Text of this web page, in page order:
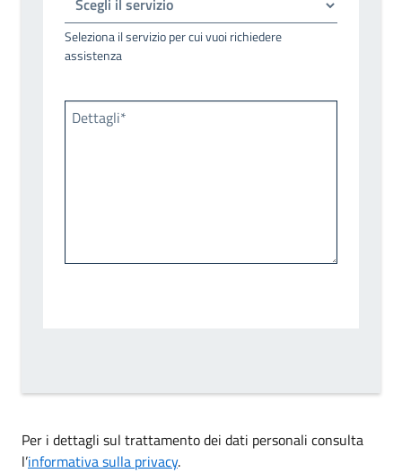
Seleziona il servizio per cui vuoi richiedere
assistenza
Dettagli*
Per i dettagli sul trattamento dei dati personali consulta
l’informativa sulla privacy.